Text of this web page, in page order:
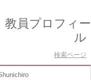
教員プロフィー
ル
検索ページ